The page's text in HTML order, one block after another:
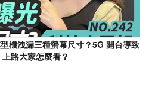
機洩漏三種螢幕尺寸？5G 開台導致
路大家怎麼看？